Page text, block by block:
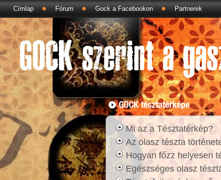
Címlap Fórum Gock a Facebookon Partnerek
Mi az a Tésztatérkép?
Az olasz tészta
Hogyan főzz helyesen
Egészséges olasz